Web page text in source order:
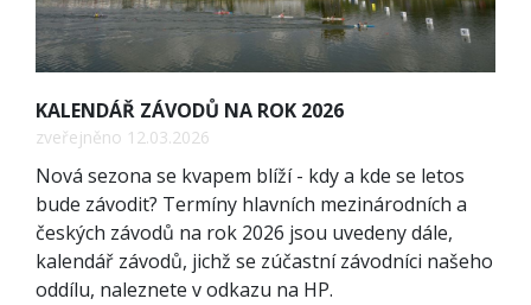
KALENDÁŘ ZÁVODŮ NA ROK 2026
zveřejněno 12.03.2026
Nová sezona se kvapem blíží - kdy a kde se letos
bude závodit? Termíny hlavních mezinárodních a
českých závodů na rok 2026 jsou uvedeny dále,
kalendář závodů, jichž se zúčastní závodníci našeho
oddílu, naleznete v odkazu na HP.